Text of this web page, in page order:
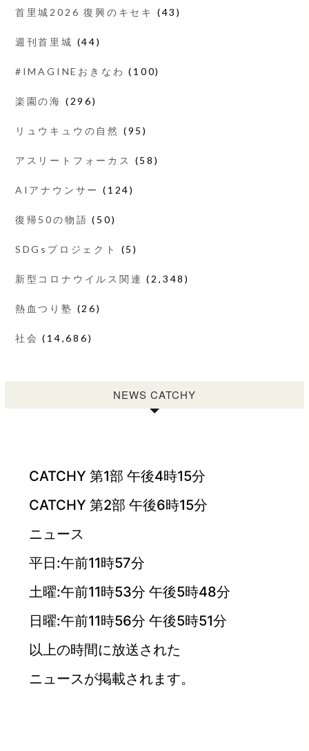
首里城2026 復興のキセキ (43)
週刊首里城 (44)
#IMAGINEおきなわ (100)
楽園の海 (296)
リュウキュウの自然 (95)
アスリートフォーカス (58)
AIアナウンサー (124)
復帰50の物語 (50)
SDGsプロジェクト (5)
新型コロナウイルス関連 (2,348)
熱血つり塾 (26)
社会 (14,686)
NEWS CATCHY
CATCHY 第1部 午後4時15分
CATCHY 第2部 午後6時15分
ニュース
平日:午前11時57分
土曜:午前11時53分 午後5時48分
日曜:午前11時56分 午後5時51分
以上の時間に放送された
ニュースが掲載されます。